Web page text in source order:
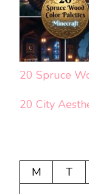
20 Spruce
20 City
M
T